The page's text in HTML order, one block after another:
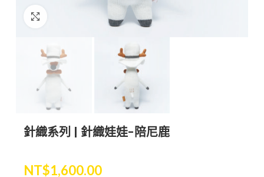
針織系列 | 針織娃娃-陪尼鹿
NT$1,600.00